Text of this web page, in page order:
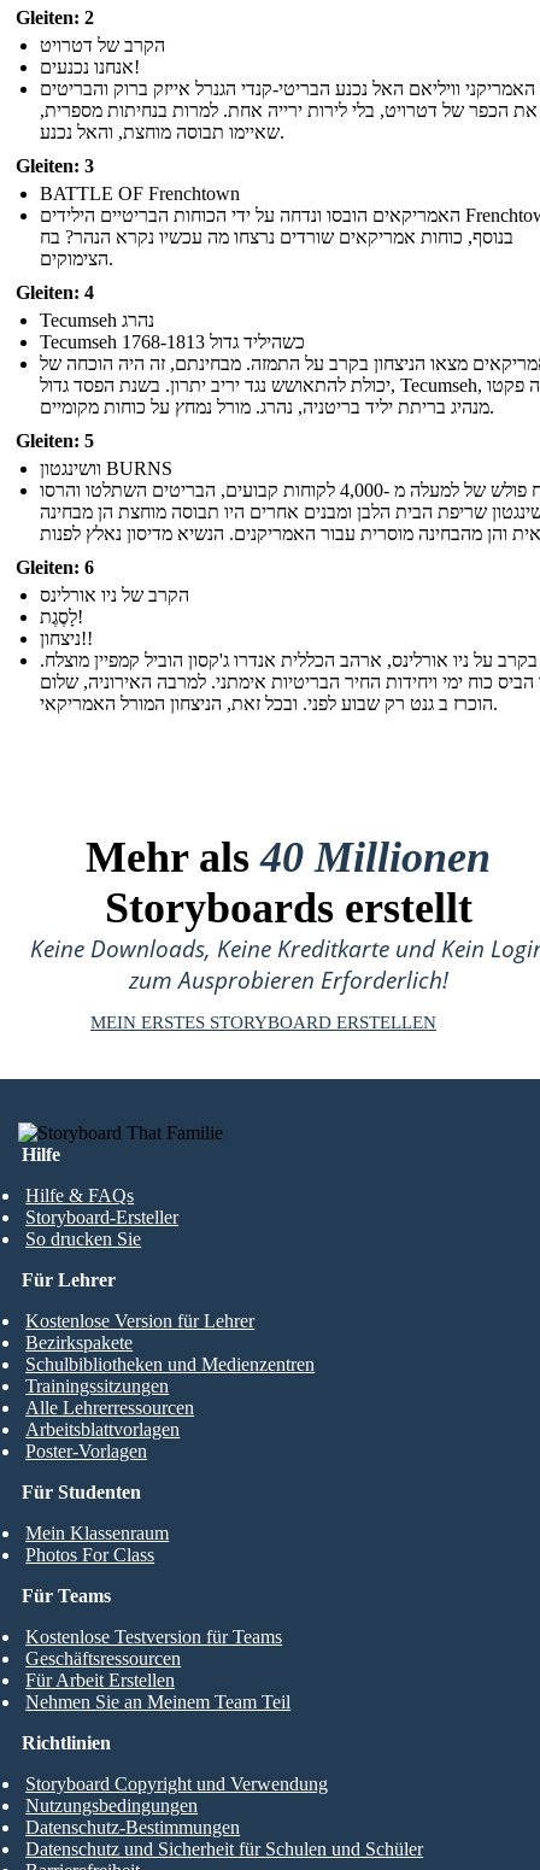
Gleiten: 2
הקרב של דטרויט
אנחנו נכנעים!
האמריקני וויליאם האל נכנע הבריטי-קנדי הגנרל אייזק ברוק והבריטים
הכפר של דטרויט, בלי לירות ירייה אחת. למרות בנחיתות מספרית,
שאיימו תבוסה מוחצת, והאל נכנע.
Gleiten: 3
BATTLE OF Frenchtown
האמריקאים הובסו ונדחה על ידי הכוחות הבריטיים הילידים Frenchtown.
בנוסף, כוחות אמריקאים שורדים נרצחו מה עכשיו נקרא הנהר? בח
הצימוקים.
Gleiten: 4
Tecumseh נהרג
Tecumseh 1768-1813 כשהיליד גדול
מצאו הניצחון בקרב על התמזה. מבחינתם, זה היה הוכחה של
יכולת להתאושש נגד יריב יתרון. בשנת הפסד גדול, Tecumseh, דה פקטו
מנהיג בריתת יליד בריטניה, נהרג. מורל נמחץ על כוחות מקומיים.
Gleiten: 5
וושינגטון BURNS
עם כוח פולש של למעלה מ -4,000 לקוחות קבועים, הבריטים השתלטו והרסו
שריפת הבית הלבן ומבנים אחרים היו תבוסה מוחצת הן מבחינה
Gleiten: 6
הקרב של ניו אורלינס
לָסֶגֶת!
ניצחון!!
בקרב על ניו אורלינס, ארהב הכללית אנדרו ג'קסון הוביל קמפיין מוצלח.
הביס כוח ימי ויחידות החיר הבריטיות אימתני. למרבה האירוניה, שלום
הוכרז ב גנט רק שבוע לפני. ובכל זאת, הניצחון המורל האמריקאי.
Mehr als40 Millionen
Storyboards erstellt
Keine Downloads, Keine Kreditkarte und Kein
zum Ausprobieren Erforderlich!
MEIN ERSTES STORYBOARD ERSTELLEN
Hilfe
Hilfe & FAQs
Storyboard-Ersteller
So drucken Sie
Für Studenten
Mein Klassenraum
Photos For Class
Für Lehrer
Kostenlose Version für Lehrer
Bezirkspakete
Schulbibliotheken und Medienzentren
Trainingssitzungen
Alle Lehrerressourcen
Arbeitsblattvorlagen
Poster-Vorlagen
Für Teams
Kostenlose Testversion für Teams
Geschäftsressourcen
Für Arbeit Erstellen
Nehmen Sie an Meinem Team Teil
Richtlinien
Storyboard Copyright und Verwendung
Nutzungsbedingungen
Datenschutz-Bestimmungen
Datenschutz und Sicherheit für Schulen und Schüler